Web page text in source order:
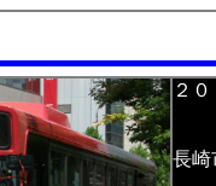
２
長崎